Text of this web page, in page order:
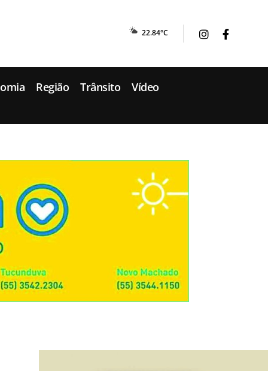
22.84°C
Região Trânsito Vídeo